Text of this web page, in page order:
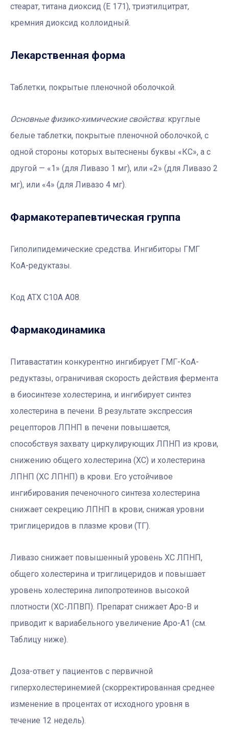
стеарат, титана диоксид (Е 171), триэтилцитрат,
кремния диоксид коллоидный.
Лекарственная форма
Таблетки, покрытые пленочной оболочкой.
Основные физико-химические свойства: круглые
белые таблетки, покрытые пленочной оболочкой, с
одной стороны которых вытеснены буквы «КС», а с
другой — «1» (для Ливазо 1 мг), или «2» (для Ливазо 2
мг), или «4» (для Ливазо 4 мг).
Фармакотерапевтичеcкая группа
Гиполипидемические средства. Ингибиторы ГМГ
КоА-редуктазы.
Код АТХ С10А А08.
Фармакодинамика
Питавастатин конкурентно ингибирует ГМГ-КоА-
редуктазы, ограничивая скорость действия фермента
в биосинтезе холестерина, и ингибирует синтез
холестерина в печени. В результате экспрессия
рецепторов ЛПНП в печени повышается,
способствуя захвату циркулирующих ЛПНП из крови,
снижению общего холестерина (ХС) и холестерина
ЛПНП (ХC ЛПНП) в крови. Его устойчивое
ингибирования печеночного синтеза холестерина
снижает секрецию ЛПНП в крови, снижая уровни
триглицеридов в плазме крови (ТГ).
Ливазо снижает повышенный уровень ХС ЛПНП,
общего холестерина и триглицеридов и повышает
уровень холестерина липопротеинов высокой
плотности (ХС-ЛПВП). Препарат снижает Apo-B и
приводит к вариабельного увеличение Аро-A1 (см.
Таблицу ниже).
Доза-ответ у пациентов с первичной
гиперхолестеринемией (скорректированная среднее
изменение в процентах от исходного уровня в
течение 12 недель).